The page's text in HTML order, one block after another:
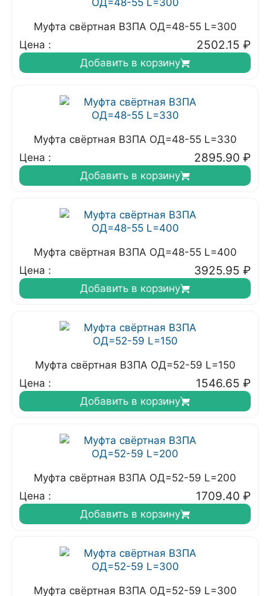
Муфта свёртная ВЗПА ОД=48-55 L=300
Цена :
2502.15 ₽
Добавить в корзину
Муфта свёртная ВЗПА ОД=48-55 L=330
Цена :
2895.90 ₽
Добавить в корзину
Муфта свёртная ВЗПА ОД=48-55 L=400
Цена :
3925.95 ₽
Добавить в корзину
Муфта свёртная ВЗПА ОД=52-59 L=150
Цена :
1546.65 ₽
Добавить в корзину
Муфта свёртная ВЗПА ОД=52-59 L=200
Цена :
1709.40 ₽
Добавить в корзину
Муфта свёртная ВЗПА ОД=52-59 L=300